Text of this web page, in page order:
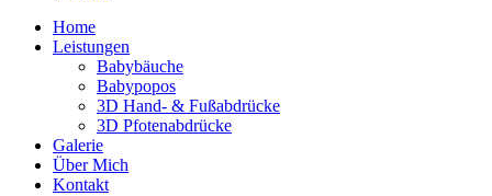
Home
Leistungen
Babybäuche
Babypopos
3D Hand- & Fußabdrücke
3D Pfotenabdrücke
Galerie
Über Mich
Kontakt